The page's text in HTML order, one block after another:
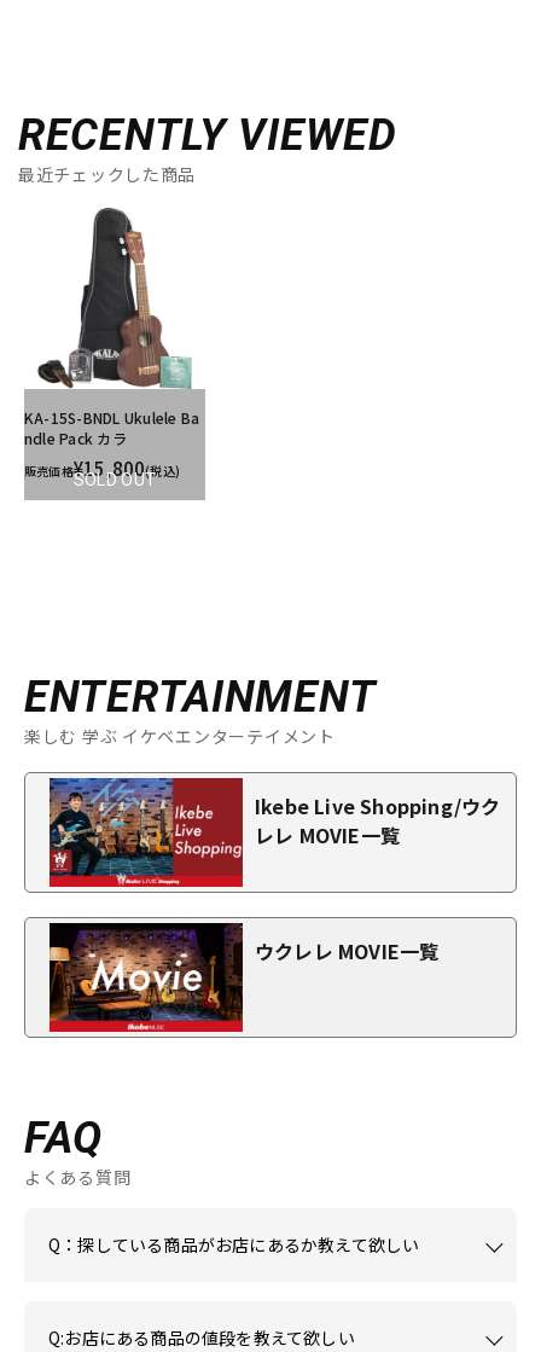
RECENTLY VIEWED
最近チェックした商品
SOLD OUT
KA-15S-BNDL Ukulele Ba
ndle Pack カラ
販売価格¥15,800(税込)
ENTERTAINMENT
楽しむ 学ぶ イケベエンターテイメント
Ikebe Live Shopping/ウク
レレ MOVIE一覧
ウクレレ MOVIE一覧
FAQ
よくある質問
Q：探している商品がお店にあるか教えて欲しい
Q:お店にある商品の値段を教えて欲しい